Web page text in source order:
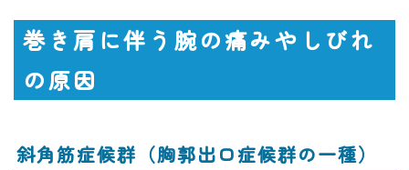
巻き肩に伴う腕の痛みやしびれ
の原因
斜角筋症候群（胸郭出口症候群の一種）